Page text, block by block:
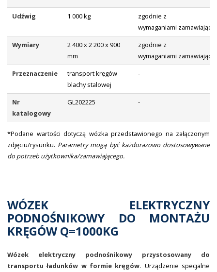
Udźwig 1 000 kg
zgodnie z
wymaganiami
Wymiary
2 400 x 2 200 x 900
mm
zgodnie z
wymaganiami
Przeznaczenie
transport kręgów
blachy stalowej
-
Nr
katalogowy
GL202225 -
*Podane wartości dotyczą wózka przedstawionego na załączonym
zdjęciu/rysunku. Parametry mogą być każdorazowo dostosowywane
do potrzeb użytkownika/zamawiającego.
WÓZEK ELEKTRYCZNY
PODNOŚNIKOWY DO MONTAŻU
KRĘGÓW Q=1000KG
Wózek elektryczny podnośnikowy przystosowany do
transportu ładunków w formie kręgów. Urządzenie specjalne